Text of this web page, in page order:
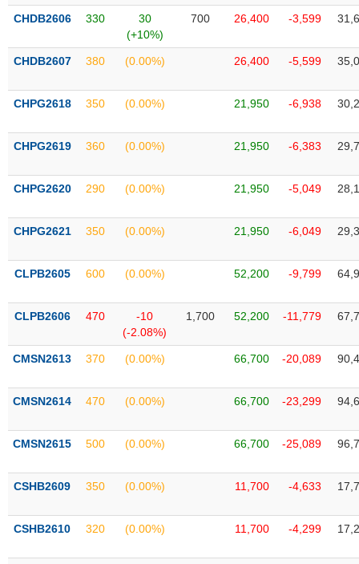
liệu
Tâm
lý
CHDB2606 330
30
(+10%)
700 26,400 -3,599
CHDB2607 380 (0.00%) 26,400 -5,599
CHPG2618 350 (0.00%) 21,950 -6,938
CHPG2619 360 (0.00%) 21,950 -6,383
CHPG2620 290 (0.00%) 21,950 -5,049
CHPG2621 350 (0.00%) 21,950 -6,049
CLPB2605 600 (0.00%) 52,200 -9,799
CLPB2606 470
-10
(-2.08%)
1,700 52,200 -11,779
CMSN2613 370 (0.00%) 66,700 -20,089
CMSN2614 470 (0.00%) 66,700 -23,299
CMSN2615 500 (0.00%) 66,700 -25,089
CSHB2609 350 (0.00%) 11,700 -4,633
CSHB2610 320 (0.00%) 11,700 -4,299
TIÊU
KHÔNG
YẾU
TIÊU
DÙNG
CHĂM
SÓC
KHỎE